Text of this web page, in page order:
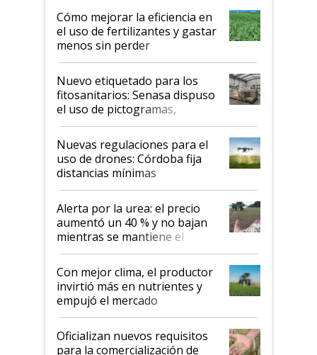
Cómo mejorar la eficiencia en
el uso de fertilizantes y gastar
menos sin perder
productividad en la campaña
fina
Nuevo etiquetado para los
fitosanitarios: Senasa dispuso
el uso de pictogramas,
palabras de advertencia e
indicaciones
Nuevas regulaciones para el
uso de drones: Córdoba fija
distancias mínimas
Alerta por la urea: el precio
aumentó un 40 % y no bajan
mientras se mantiene el
conflicto en Medio Oriente
Con mejor clima, el productor
invirtió más en nutrientes y
empujó el mercado
Oficializan nuevos requisitos
para la comercialización de